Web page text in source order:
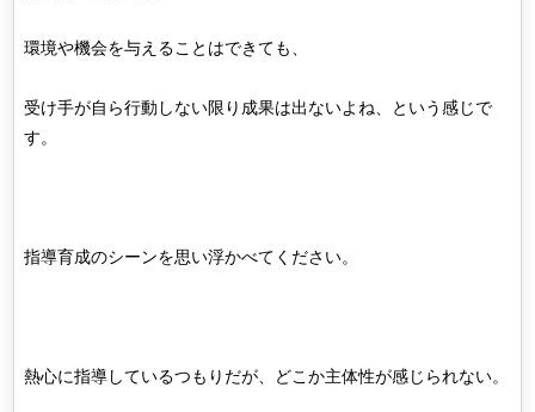
環境や機会を与えることはできても、
受け手が自ら行動しない限り成果は出ないよね、という感じで
す。
指導育成のシーンを思い浮かべてください。
熱心に指導しているつもりだが、どこか主体性が感じられない。